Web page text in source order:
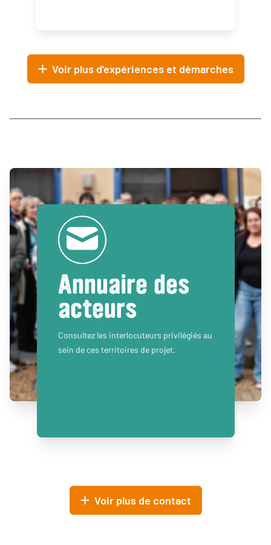
Voir plus d'expériences et démarches
Annuaire des
acteurs
Consultez les interlocuteurs privilégiés au
sein de ces territoires de projet.
Voir plus de contact